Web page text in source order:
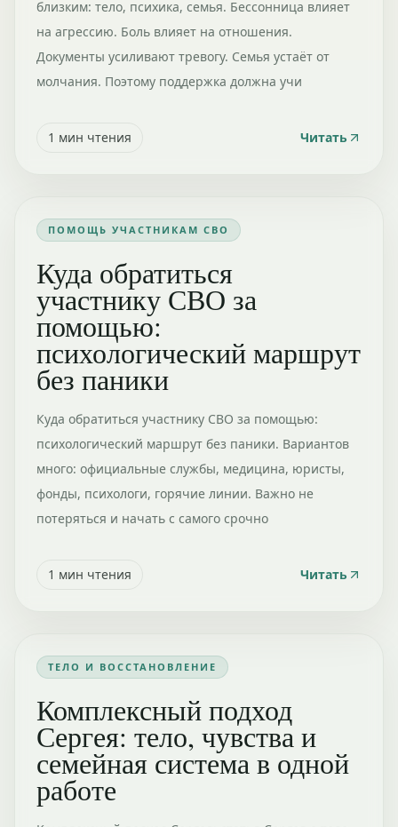
близким: тело, психика, семья. Бессонница влияет
на агрессию. Боль влияет на отношения.
Документы усиливают тревогу. Семья устаёт от
молчания. Поэтому поддержка должна учи
1 мин чтения Читать
ПОМОЩЬ УЧАСТНИКАМ СВО
Куда обратиться
участнику СВО за
помощью:
психологический маршрут
без паники
Куда обратиться участнику СВО за помощью:
психологический маршрут без паники. Вариантов
много: официальные службы, медицина, юристы,
фонды, психологи, горячие линии. Важно не
потеряться и начать с самого срочно
1 мин чтения Читать
ТЕЛО И ВОССТАНОВЛЕНИЕ
Комплексный подход
Сергея: тело, чувства и
семейная система в одной
работе